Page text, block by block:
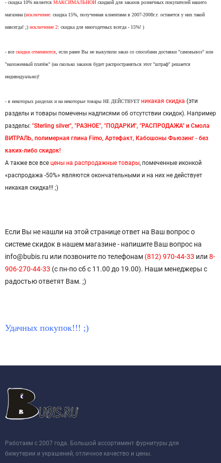
- скидка 10% является МАКСИМАЛЬНОЙ скидкой для заказов розничных покупателей нашего
магазина (исключение: скидка 15%, полученная клиентами в 2007-2008г.г. останется у них такой
навсегда! ;) исключение 2: скидка для многодетных всегда - 15%! )
- все скидки отменяются , если ранее Вы не выкупили заказ со способами доставки "самовывоз" или
"наложенный платёж" (на сколько заказов будет распространяться этот "штраф" решается
индивидуально)!
- в некоторых разделах и на некоторые товары НЕ ДЕЙСТВУЕТ никакая скидка (эти
разделы и товары помечены надписями об отсутствии скидок). Например
разделы: "Sterling silver", "РАЗНОЕ", "ПОДАРКИ", "РАСПРОДАЖА" и Смола
ВИТРАЛЬ, полимерная глина Fimo, Артефакт, Кабошоны Фьюзинг - без
каких-либо скидок!
А также все все цены на распродажные товары, помеченные иконкой
«распродажа -50%» являются окончательными и на них не действует
никакая скидка!!! ;)
Если Вы не нашли на этой странице ответ на Ваш вопрос о
системе скидок в нашем магазине - напишите Ваш вопрос на
info@bubis.ru или позвоните по телефонам (812) 970-44-33 или 8-
906-270-44-33 (с пн-по сб с 11.00 до 19.00). Наши менеджеры с
радостью ответят Вам. ;)
Удачных покупок!!! ;)
Работаем с 2007 года. Большой ассортимент фурнитуры для
бижутерии и украшений, отличное качество и цены.